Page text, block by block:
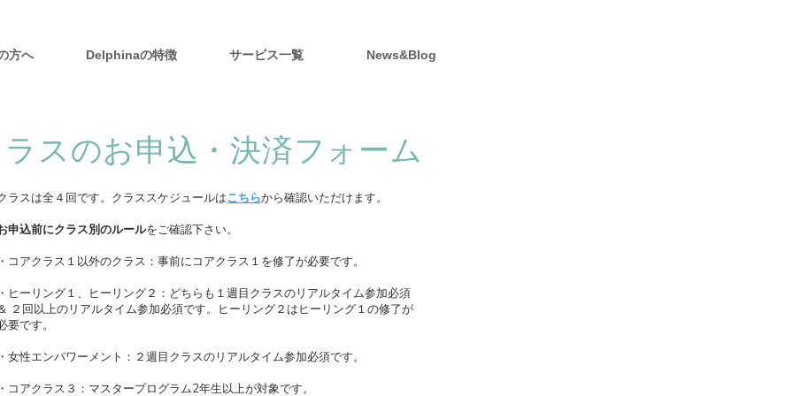
方へ Delphinaの特徴 サービス一覧 News&Blog
スのお申込・決済フォーム
ラスは全４回です。クラススケジュールはこちらから確認いただけます。
申込前にクラス別のルールをご確認下さい。
コアクラス１以外のクラス：事前にコアクラス１を修了が必要です。
ヒーリング１、ヒーリング２：どちらも１週目クラスのリアルタイム参加必須
２回以上のリアルタイム参加必須です。ヒーリング２はヒーリング１の修了が
要です。
女性エンパワーメント​：２週目クラスのリアルタイム参加必須です。
コアクラス３：マスタープログラム2年生以上が対象です。